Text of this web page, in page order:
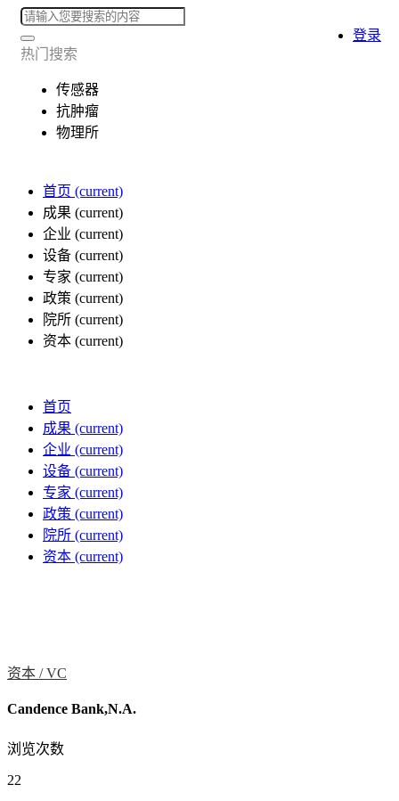
热门搜索
传感器
抗肿瘤
物理所
首页 (current)
成果 (current)
企业 (current)
设备 (current)
专家 (current)
政策 (current)
院所 (current)
资本 (current)
登录
首页
成果 (current)
企业 (current)
设备 (current)
专家 (current)
政策 (current)
院所 (current)
资本 (current)
资本 /VC
Candence Bank,N.A.
浏览次数
22